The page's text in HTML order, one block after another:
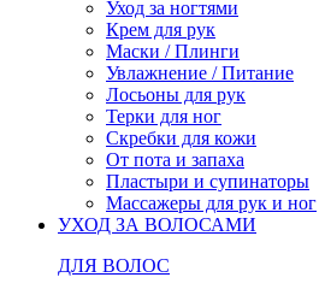
Уход за ногтями
Крем для рук
Маски / Плинги
Увлажнение / Питание
Лосьоны для рук
Терки для ног
Скребки для кожи
От пота и запаха
Пластыри и супинаторы
Массажеры для рук и ног
УХОД ЗА ВОЛОСАМИ
ДЛЯ ВОЛОС